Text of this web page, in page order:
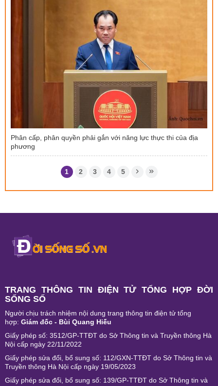
Phân cấp, phân quyền phải gắn với năng lực thực thi của địa
phương
1 2 3 4 5
TRANG THÔNG TIN ĐIỆN TỬ TỔNG HỢP ĐỜI
SỐNG SỐ
Người chịu trách nhiệm nội dung trang thông tin điện tử tổng
hợp: Giám đốc - Bùi Quang Hiếu
Giấy phép số: 3512/GP-TTĐT do Sở Thông tin và Truyền thông Hà
Nội cấp ngày 22/11/2022
Giấy phép sửa đổi, bổ sung số: 112/GXN-TTĐT do Sở Thông tin và
Truyền thông Hà Nội cấp ngày 19/05/2023
Giấy phép sửa đổi, bổ sung số: 139/GP-TTĐT do Sở Thông tin và